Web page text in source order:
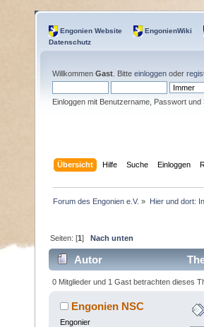
Engonien Website EngonienWiki
Datenschutz
Willkommen Gast . Bitte einloggen oder
Einloggen mit Benutzername, Passwort und
Übersicht Hilfe Suche Einloggen
Forum des Engonien e.V. » Hier und dort:
Seiten: [1]Nach unten
Autor
0 Mitglieder und 1 Gast betrachten dieses
Engonien NSC
Engonier